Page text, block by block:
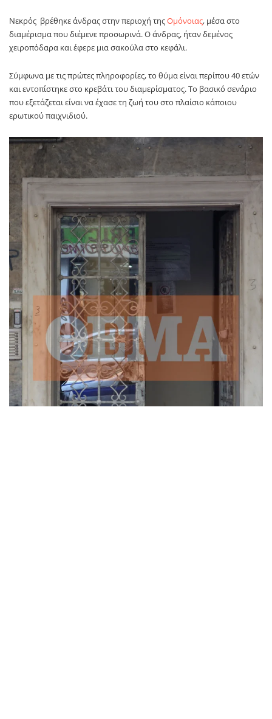
Νεκρός βρέθηκε άνδρας στην περιοχή τηςΟμόνοιας, μέσα στο
διαμέρισμα που διέμενε προσωρινά. Ο άνδρας, ήταν δεμένος
χειροπόδαρα και έφερε μια σακούλα στο κεφάλι.
Σύμφωνα με τις πρώτες πληροφορίες, το θύμα είναι περίπου 40 ετών
και εντοπίστηκε στο κρεβάτι του διαμερίσματος. Το βασικό σενάριο
που εξετάζεται είναι να έχασε τη ζωή του στο πλαίσιο κάποιου
ερωτικού παιχνιδιού.